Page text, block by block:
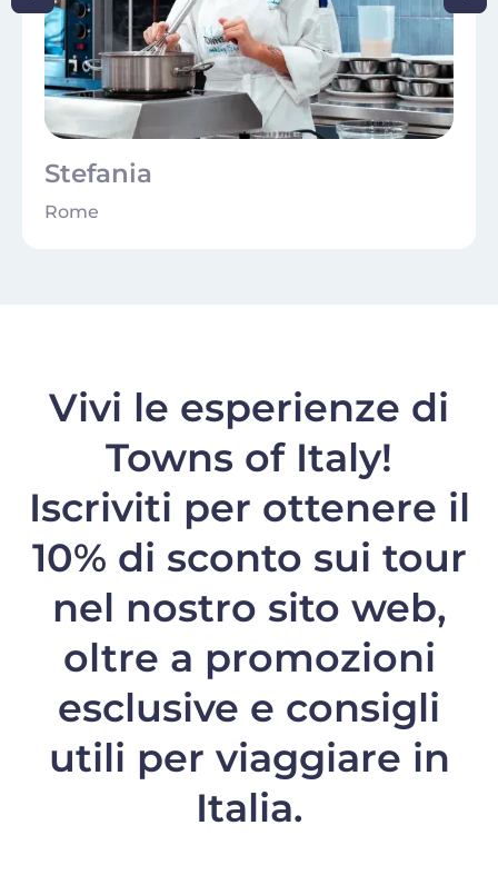
Stefania
Rome
Vivi le esperienze di
Towns of Italy!
Iscriviti per ottenere il
10% di sconto sui tour
nel nostro sito web,
oltre a promozioni
esclusive e consigli
utili per viaggiare in
Italia.